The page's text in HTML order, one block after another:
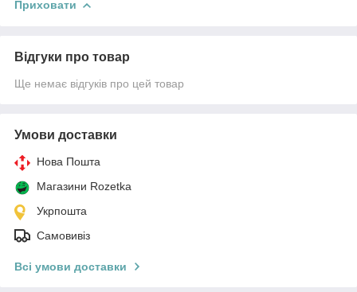
Приховати
Відгуки про товар
Ще немає відгуків про цей товар
Умови доставки
Нова Пошта
Магазини Rozetka
Укрпошта
Самовивіз
Всі умови доставки